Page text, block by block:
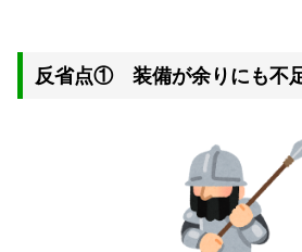
反省点① 装備が余りにも不